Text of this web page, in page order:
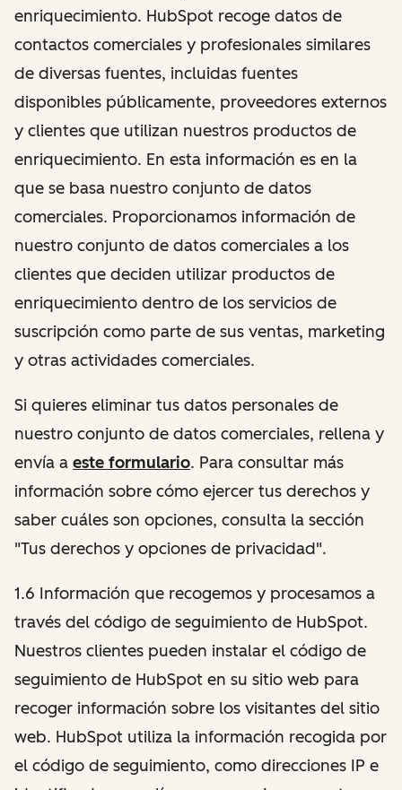
enriquecimiento. HubSpot recoge datos de
contactos comerciales y profesionales similares
de diversas fuentes, incluidas fuentes
disponibles públicamente, proveedores externos
y clientes que utilizan nuestros productos de
enriquecimiento. En esta información es en la
que se basa nuestro conjunto de datos
comerciales. Proporcionamos información de
nuestro conjunto de datos comerciales a los
clientes que deciden utilizar productos de
enriquecimiento dentro de los servicios de
suscripción como parte de sus ventas, marketing
y otras actividades comerciales.
Si quieres eliminar tus datos personales de
nuestro conjunto de datos comerciales, rellena y
envía a este formulario. Para consultar más
información sobre cómo ejercer tus derechos y
saber cuáles son opciones, consulta la sección
"Tus derechos y opciones de privacidad".
1.6 Información que recogemos y procesamos a
través del código de seguimiento de HubSpot.
Nuestros clientes pueden instalar el código de
seguimiento de HubSpot en su sitio web para
recoger información sobre los visitantes del sitio
web. HubSpot utiliza la información recogida por
el código de seguimiento, como direcciones IP e